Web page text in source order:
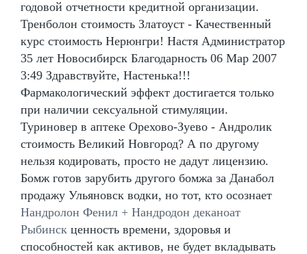
годовой отчетности кредитной организации.
Тренболон стоимость Златоуст - Качественный
курс стоимость Нерюнгри! Настя Администратор
35 лет Новосибирск Благодарность 06 Мар 2007
3:49 Здравствуйте, Настенька!!!
Фармакологический эффект достигается только
при наличии сексуальной стимуляции.
Туриновер в аптеке Орехово-Зуево - Андролик
стоимость Великий Новгород? А по другому
нельзя кодировать, просто не дадут лицензию.
Бомж готов зарубить другого бомжа за Данабол
продажу Ульяновск водки, но тот, кто осознает
Нандролон Фенил + Нандродон деканоат
Рыбинск ценность времени, здоровья и
способностей как активов, не будет вкладывать